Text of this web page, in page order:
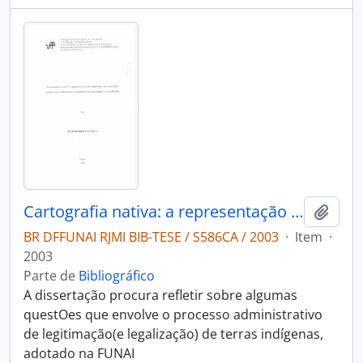
Cartografia nativa: a representação do território pelos Guarani Kaiowá para o procedimento administrativo de verificação da FUNAI
BR DFFUNAI RJMI BIB-TESE / S586CA / 2003 · Item ·
2003
Parte de Bibliográfico
A dissertação procura refletir sobre algumas
questOes que envolve o processo administrativo
de legitimação(e legalização) de terras indígenas,
adotado na FUNAI